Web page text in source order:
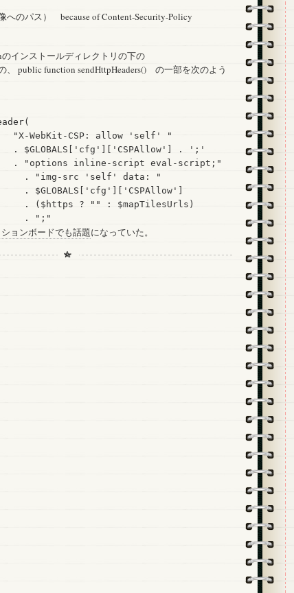
ン
な
い
へのパス） because of Content-Security-Policy
インストールディレクトリの下の
、 public function sendHttpHeaders() の一部を次のよう
"X-WebKit-CSP: allow 'self' "
. $GLOBALS['cfg']['CSPAllow'] . ';'
. "options inline-script eval-script;"
. "img-src 'self' data: "
($https ? "" : $mapTilesUrls)
ョンボードでも話題になっていた。